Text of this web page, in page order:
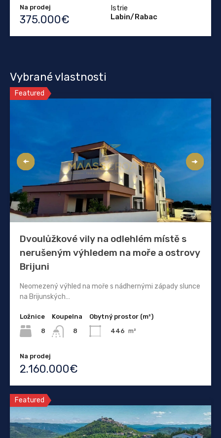
Na prodej
375.000€
Istrie
Labin/Rabac
Vybrané vlastnosti
Featured
Dvoulůžkové vily na odlehlém místě s
nerušeným výhledem na moře a ostrovy
Brijuni
Neomezený výhled na moře s nádhernými západy slunce
na Brijunských…
Ložnice
8
Koupelna
8
Obytný prostor (m²)
446 m²
Na prodej
2.160.000€
Featured